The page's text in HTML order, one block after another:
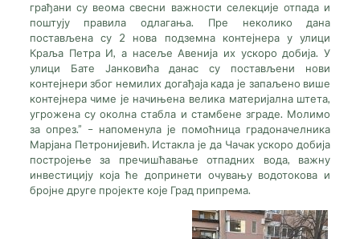
грађани су веома свесни важности селекције отпада и
поштују правила одлагања. Пре неколико дана
постављена су 2 нова подземна контејнера у улици
Краља Петра И, а насеље Авенија их ускоро добија. У
улици Бате Јанковића данас су постављени нови
контејнери због немилих догађаја када је запаљено више
контејнера чиме је начињена велика материјална штета,
угрожена су околна стабла и стамбене зграде. Молимо
за опрез.” – напоменула је помоћница градоначелника
Марјана Петронијевић. Истакла је да Чачак ускоро добија
постројење за пречишћавање отпадних вода, важну
инвестицију која ће допринети очувању водотокова и
бројне друге пројекте које Град припрема.